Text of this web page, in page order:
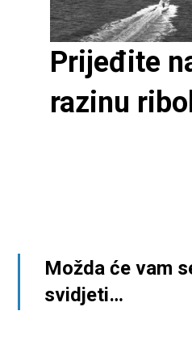
Prijeđite
razinu
Možda će vam
svidjeti…